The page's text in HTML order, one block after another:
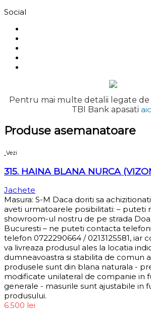
Social
Pentru mai multe detalii legate de
TBI Bank apasati
Produse asemanatoare
Vezi
315. HAINA BLANA NURCA
Jachete
Masura: S-M Daca doriti sa
aveti urmatoarele posibilitati: – puteti
showroom-ul nostru de pe strada
Bucuresti – ne puteti contacta
telefon 0722290664 / 0213125581, iar
va livreaza produsul ales la locatia
dumneavoastra si stabilita de comun
produsele sunt din blana naturala -
modificate unilateral de companie in
generale - masurile sunt ajustabile in
produsului.
6.500 lei